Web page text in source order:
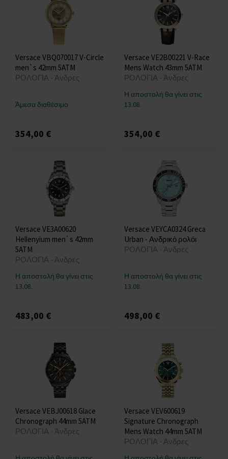
Versace VBQ070017 V-Circle
men`s 42mm 5ATM
ΡΟΛΟΓΙΑ - Άνδρες
Άμεσα διαθέσιμο
354,00 €
Versace VE2B00221 V-Race
Mens Watch 43mm 5ATM
ΡΟΛΟΓΙΑ - Άνδρες
Η αποστολή θα γίνει στις
13.08.
354,00 €
Versace VE3A00620
Hellenyium men`s 42mm
5ATM
ΡΟΛΟΓΙΑ - Άνδρες
Η αποστολή θα γίνει στις
13.08.
483,00 €
Versace VEYCA0324 Greca
Urban - Ανδρικό ρολόι
ΡΟΛΟΓΙΑ - Άνδρες
Η αποστολή θα γίνει στις
13.08.
498,00 €
Versace VEBJ00618 Glace
Chronograph 44mm 5ATM
ΡΟΛΟΓΙΑ - Άνδρες
Versace VEV600619
Signature Chronograph
Mens Watch 44mm 5ATM
ΡΟΛΟΓΙΑ - Άνδρες